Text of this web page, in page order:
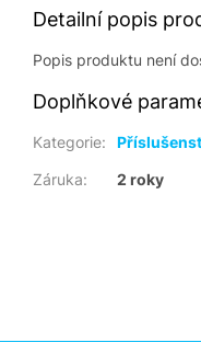
Detailní popis
Popis produktu není
Doplňkové
Kategorie:
Záruka: 2 roky